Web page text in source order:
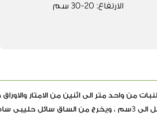
الارتفاع: 20-30 سم
من واحد متر الى اثنين من الامتار
الابيض والزهرى واللون الاصفر ، والساق مليئة بالاشواك والتى تصل